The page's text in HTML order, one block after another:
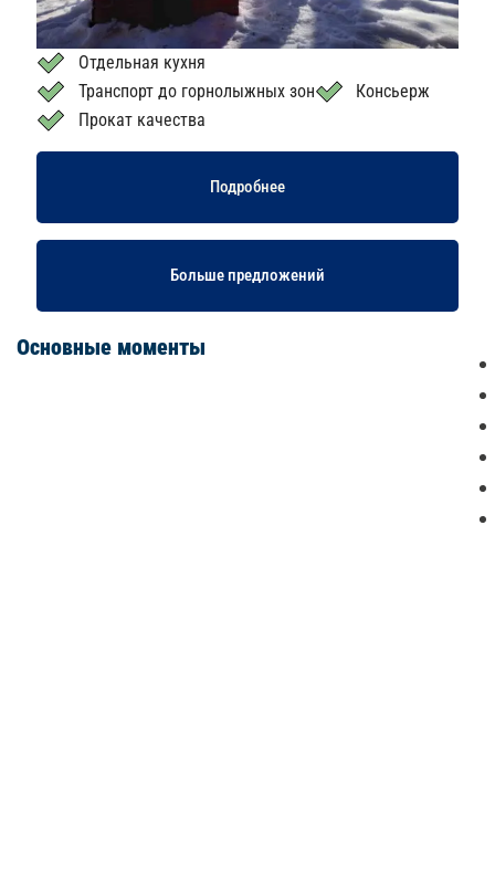
Отдельная кухня
Транспорт до горнолыжных зон
Консьерж
Прокат качества
Подробнее
Больше предложений
Основные моменты